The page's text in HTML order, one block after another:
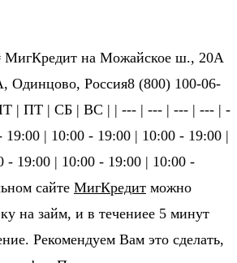
МигКредит на Можайское ш., 20А
Россия8 (800) 100-06-
| ПТ | СБ | ВС | | --- | --- | --- | --- | -
| 10:00 - 19:00 | 10:00 - 19:00 |
- 19:00 | 10:00 - 19:00 | 10:00 -
сайте МигКредит можно
на займ, и в течениее 5 минут
Рекомендуем Вам это сделать,